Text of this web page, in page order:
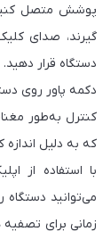
پوشش متصل کنید
گیرند، صدای
دستگاه قرار
دکمه پاور روی
کنترل به‌طور
که به دلیل
می‌توانید دستگاه
زمانی برای